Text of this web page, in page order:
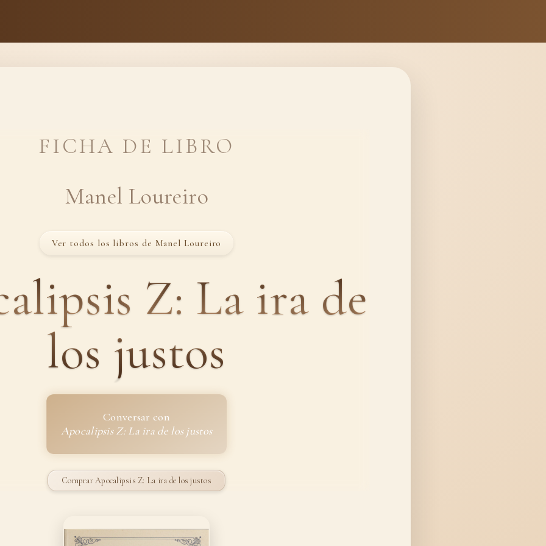
FICHA DE LIBRO
Manel Loureiro
Ver todos los libros de Manel Loureiro
Z: La ira de
los justos
Conversar con
Apocalipsis Z: La ira de los justos
Comprar Apocalipsis Z: La ira de los justos